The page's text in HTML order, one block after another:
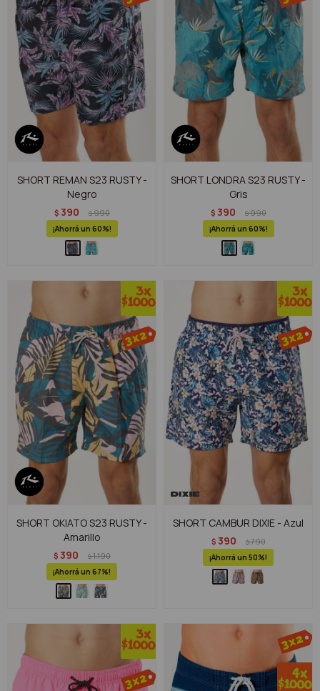
SHORT REMAN S23 RUSTY -
Negro
$ 390 $990
60
SHORT LONDRA S23 RUSTY -
Gris
$ 390 $990
60
SHORT OKIATO S23 RUSTY -
Amarillo
$ 390 $1.190
67
SHORT CAMBUR DIXIE - Azul
$ 390 $790
50